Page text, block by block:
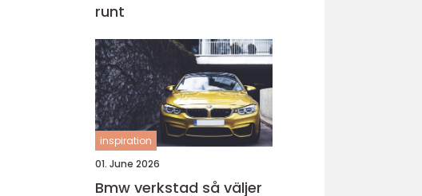
runt
inspiration
01. June 2026
Bmw verkstad så väljer